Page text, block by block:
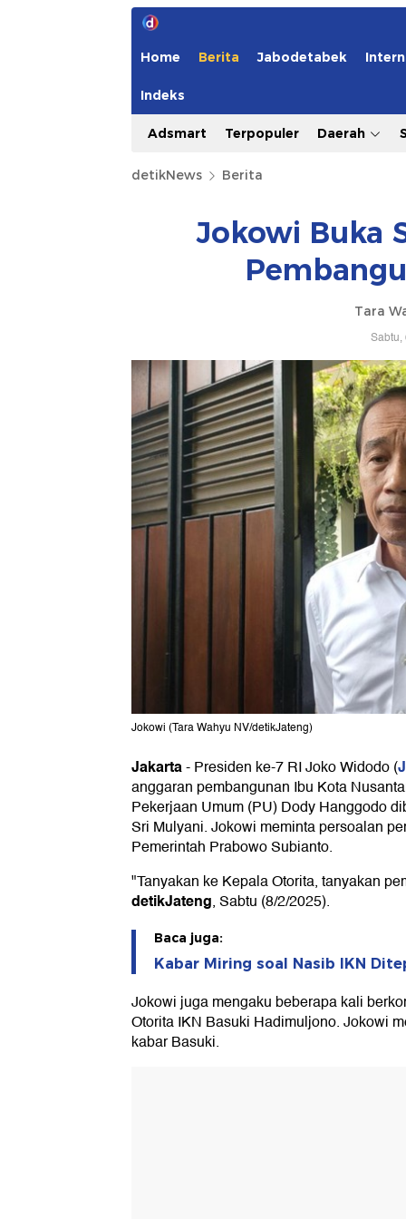
Home Berita Jabodetabek
Indeks
Adsmart Terpopuler Daerah
detikNews Berita
Jokowi Buka
Tara
Sabtu,
Jokowi (Tara Wahyu NV/detikJateng)
Jakarta-Presiden ke-7 RI Joko Widodo (
anggaran pembangunan Ibu Kota
Pekerjaan Umum (PU) Dody Hanggodo
Sri Mulyani. Jokowi meminta persoalan
Pemerintah Prabowo Subianto.
"Tanyakan ke Kepala Otorita, tanyakan
detikJateng, Sabtu (8/2/2025).
Baca juga:
Kabar Miring soal Nasib IKN
Jokowi juga mengaku beberapa kali
Otorita IKN Basuki Hadimuljono. Jokowi
kabar Basuki.